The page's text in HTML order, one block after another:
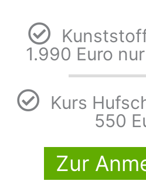
1.990 Euro
Kurs
550
Zur